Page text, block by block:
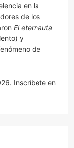
en la
de los
El eternauta
y
de
Inscríbete en